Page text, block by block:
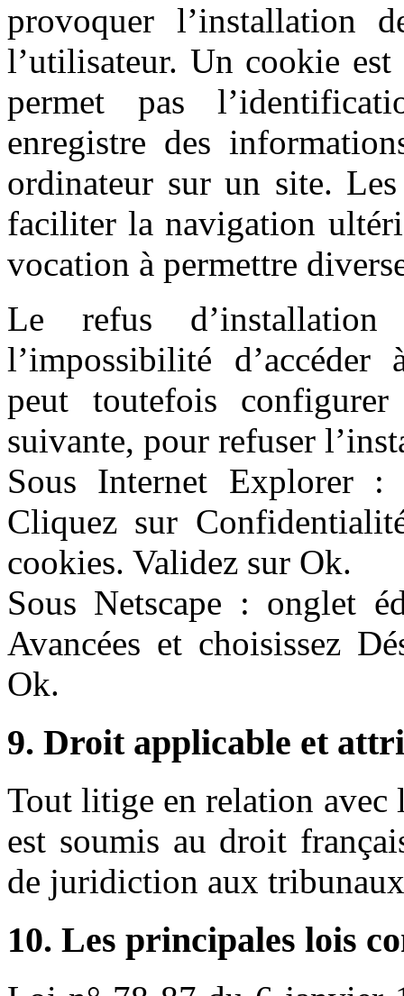
provoquer l’installation
l’utilisateur. Un cookie
permet pas
enregistre des
ordinateur sur un site.
faciliter la navigation
vocation à permettre
Le refus
l’impossibilité d’accéder
peut toutefois
suivante, pour refuser
Sous Internet Explorer
Cliquez sur
cookies. Validez sur Ok.
Sous Netscape : onglet
Avancées et choisissez
Ok.
9. Droit applicable et
Tout litige en relation
est soumis au droit
de juridiction aux
10. Les principales lois